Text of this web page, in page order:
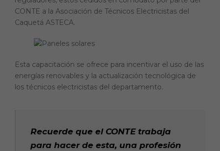
CONTE a la Asociación de Técnicos Electricistas del
Caquetá ASTECA.
Esta capacitación se ofrece para incentivar el uso de las
energías renovables y la actualización tecnológica de
los técnicos electricistas del departamento.
Recuerde que el CONTE trabaja
para hacer de esta, una profesión